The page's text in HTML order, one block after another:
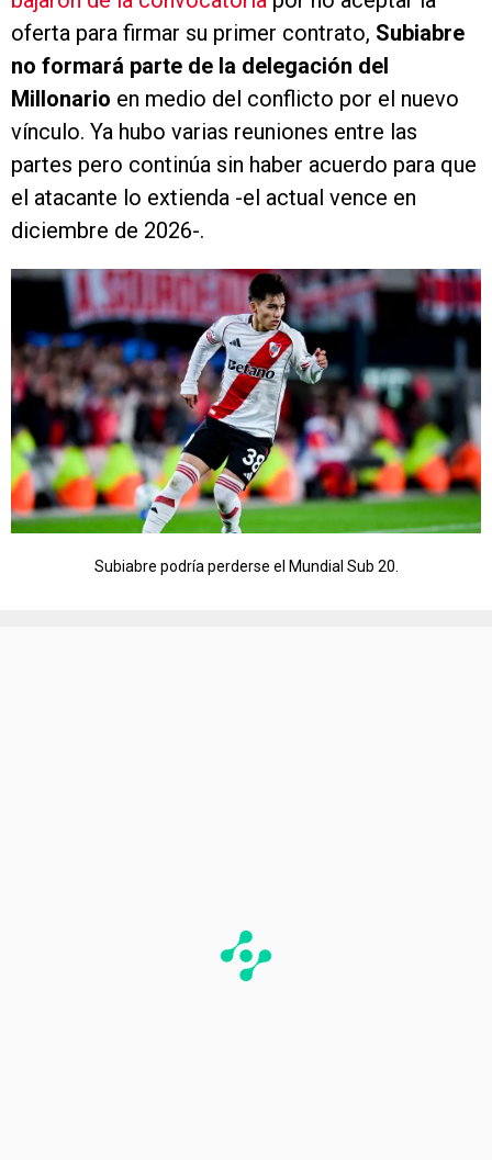
oferta para firmar su primer contrato, Subiabre
no formará parte de la delegación del
Millonario en medio del conflicto por el nuevo
vínculo. Ya hubo varias reuniones entre las
partes pero continúa sin haber acuerdo para que
el atacante lo extienda -el actual vence en
diciembre de 2026-.
Subiabre podría perderse el Mundial Sub 20.